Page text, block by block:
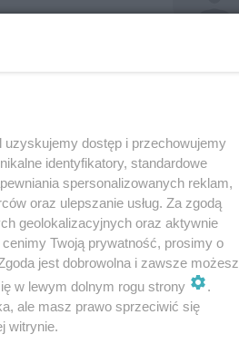
uzyskujemy dostęp i przechowujemy
identyfikatory, standardowe
spersonalizowanych reklam,
oraz ulepszanie usług. Za zgodą
geolokalizacyjnych oraz aktywnie
Twoją prywatność, prosimy o
jest dobrowolna i zawsze możesz
w lewym dolnym rogu strony
.
ale masz prawo sprzeciwić się
witrynie.